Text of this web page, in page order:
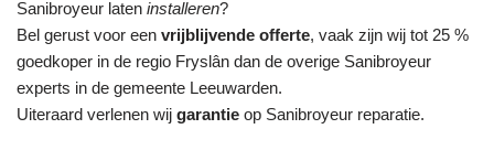
Sanibroyeur laten installeren?
Bel gerust voor een vrijblijvende offerte, vaak zijn wij tot 25 %
goedkoper in de regio Fryslân dan de overige Sanibroyeur
experts in de gemeente Leeuwarden.
Uiteraard verlenen wij garantie op Sanibroyeur reparatie.